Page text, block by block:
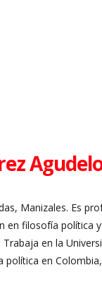
Manizales. Es p
en filosofía política
en la
política en